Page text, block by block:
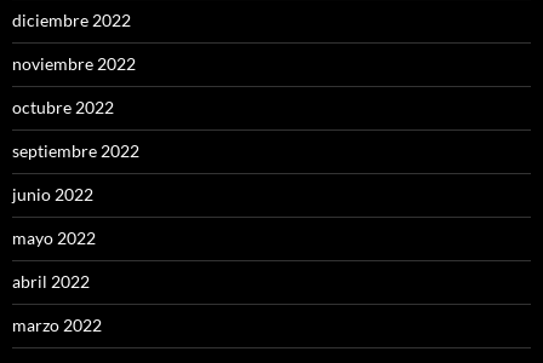
diciembre 2022
noviembre 2022
octubre 2022
septiembre 2022
junio 2022
mayo 2022
abril 2022
marzo 2022